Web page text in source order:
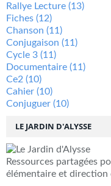
LE JARDIN D'ALYSSE
Ressources partagées
élémentaire et direction
Rallye Lecture (13)
Fiches (12)
Chanson (11)
Conjugaison (11)
Cycle 3 (11)
Documentaire (11)
Ce2 (10)
Cahier (10)
Conjuguer (10)